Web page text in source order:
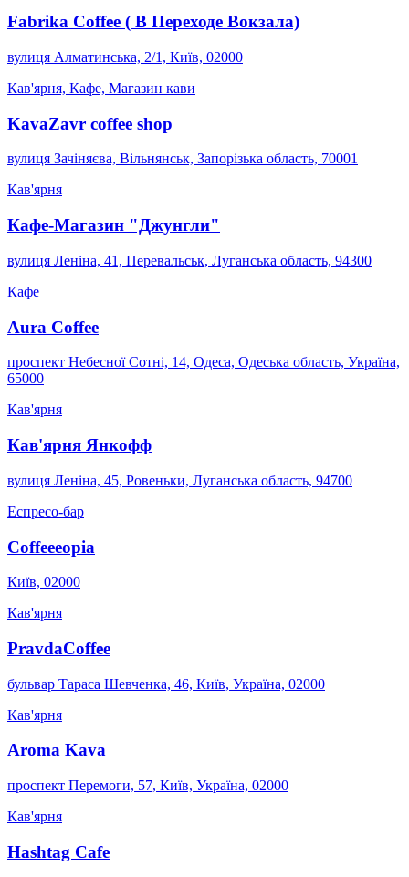
Fabrika Coffee ( В Переходе Вокзала)
вулиця Алматинська, 2/1, Київ, 02000
Кав'ярня, Кафе, Магазин кави
KavaZavr coffee shop
вулиця Зачіняєва, Вільнянськ, Запорізька область, 70001
Кав'ярня
Кафе-Магазин "Джунгли"
вулиця Леніна, 41, Перевальськ, Луганська область, 94300
Кафе
Aura Coffee
проспект Небесної Сотні, 14, Одеса, Одеська область, Україна,
65000
Кав'ярня
Кав'ярня Янкофф
вулиця Леніна, 45, Ровеньки, Луганська область, 94700
Еспресо-бар
Coffeeeopia
Київ, 02000
Кав'ярня
PravdaCoffee
бульвар Тараса Шевченка, 46, Київ, Україна, 02000
Кав'ярня
Aroma Kava
проспект Перемоги, 57, Київ, Україна, 02000
Кав'ярня
Hashtag Cafe